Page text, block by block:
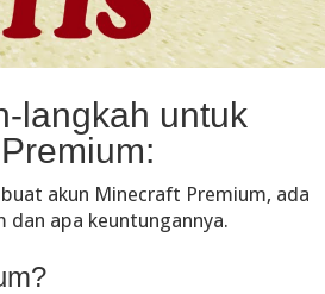
langkah untuk
akun Minecraft Premium, ada
apa keuntungannya.